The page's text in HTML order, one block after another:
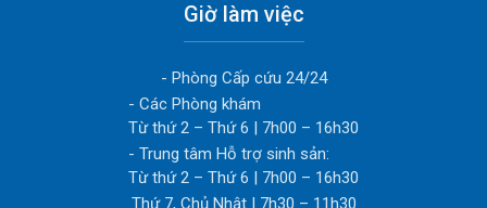
Giờ làm việc
- Phòng Cấp cứu 24/24
- Các Phòng khám
Từ thứ 2 – Thứ 6 | 7h00 – 16h30
- Trung tâm Hỗ trợ sinh sản:
Từ thứ 2 – Thứ 6 | 7h00 – 16h30
Thứ 7, Chủ Nhật | 7h30 – 11h30